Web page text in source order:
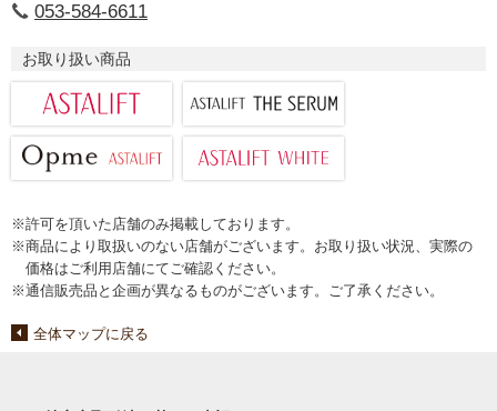
053-584-6611
お取り扱い商品
※許可を頂いた店舗のみ掲載しております。
※商品により取扱いのない店舗がございます。お取り扱い状況、実際の
価格はご利用店舗にてご確認ください。
※通信販売品と企画が異なるものがございます。ご了承ください。
全体マップに戻る